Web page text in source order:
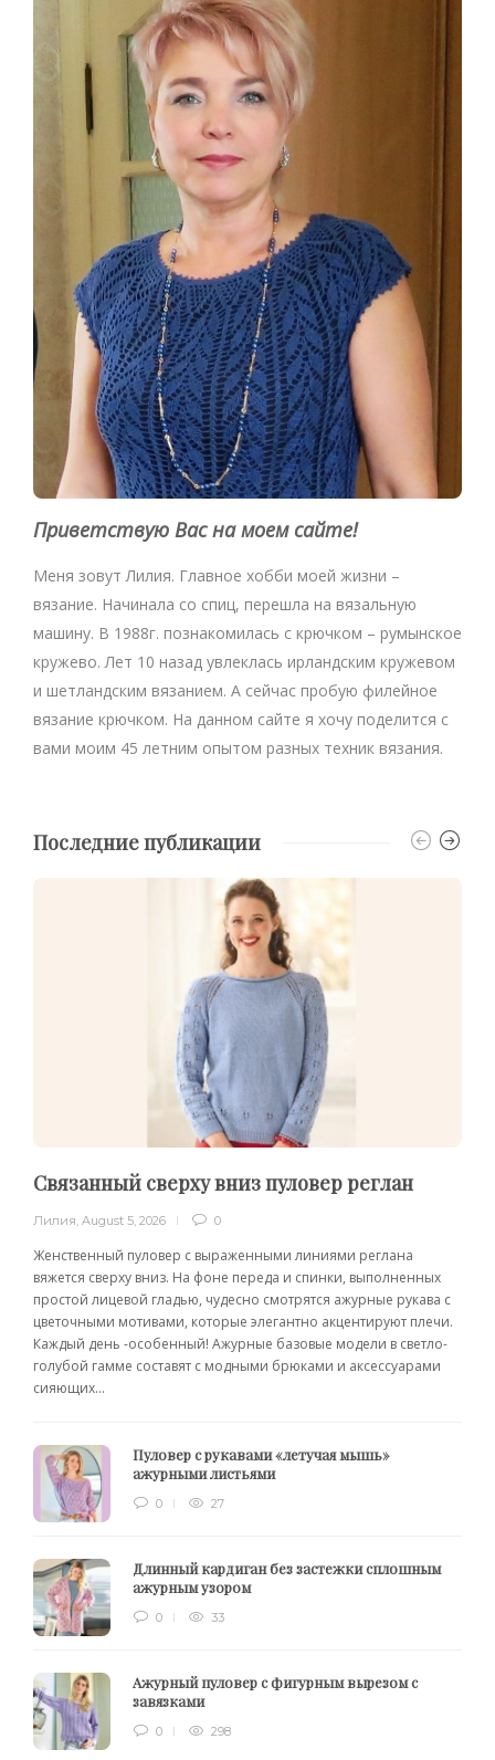
Приветствую Вас на моем сайте!
Меня зовут Лилия. Главное хобби моей жизни –
вязание. Начинала со спиц, перешла на вязальную
машину. В 1988г. познакомилась с крючком – румынское
кружево. Лет 10 назад увлеклась ирландским кружевом
и шетландским вязанием. А сейчас пробую филейное
вязание крючком. На данном сайте я хочу поделится с
вами моим 45 летним опытом разных техник вязания.
Последние публикации
Связанный сверху вниз пуловер реглан
Лилия, August 5, 2026 0
Женственный пуловер с выраженными линиями реглана
вяжется сверху вниз. На фоне переда и спинки, выполненных
простой лицевой гладью, чудесно смотрятся ажурные рукава с
цветочными мотивами, которые элегантно акцентируют плечи.
Каждый день -особенный! Ажурные базовые модели в светло-
голубой гамме составят с модными брюками и аксессуарами
сияющих...
Пуловер с рукавами «летучая мышь»
ажурными листьями
0 27
Длинный кардиган без застежки сплошным
ажурным узором
0 33
Ажурный пуловер с фигурным вырезом с
завязками
0 298